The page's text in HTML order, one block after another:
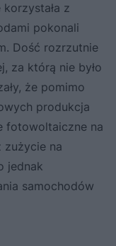
z
pokonali
Dość rozrzutnie
za którą nie było
że pomimo
produkcja
fotowoltaiczne na
zużycie na
jednak
samochodów